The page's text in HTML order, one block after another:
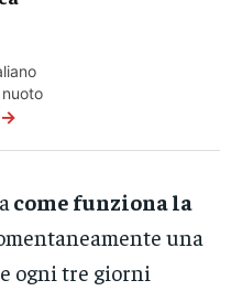
→
come funziona la
una
ogni tre giorni